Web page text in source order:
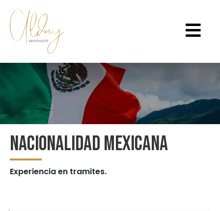
Nacionalidad Mexicana
Experiencia en tramites.